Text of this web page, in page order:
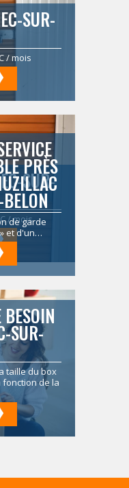
SUR-
/ mois
SUR-
/ mois
PRÈS
de garde
et d'un…
BESOIN
SUR-
taille du box
de la